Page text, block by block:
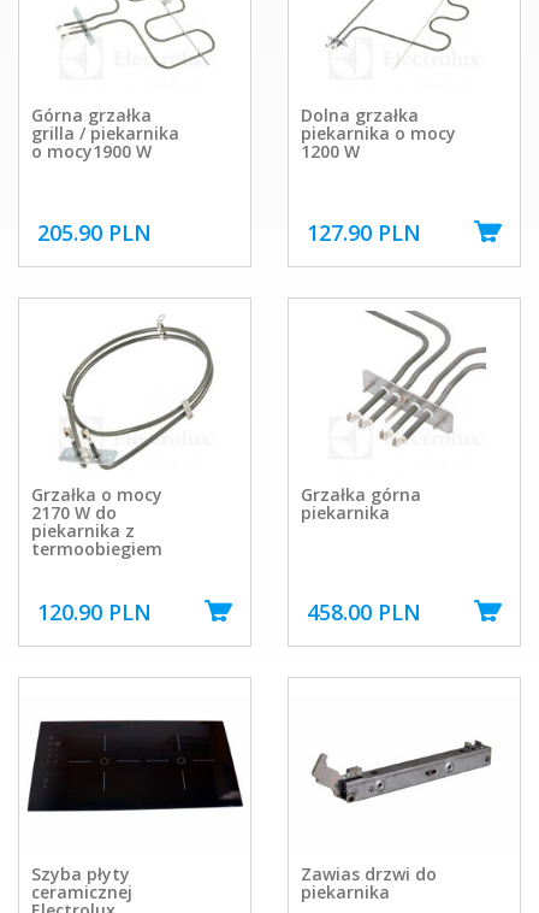
Górna grzałka
grilla / piekarnika
o mocy1900 W
205.90 PLN
Dolna grzałka
piekarnika o mocy
1200 W
127.90 PLN
Grzałka o mocy
2170 W do
piekarnika z
termoobiegiem
120.90 PLN
Grzałka górna
piekarnika
458.00 PLN
Szyba płyty
ceramicznej
Zawias drzwi do
piekarnika